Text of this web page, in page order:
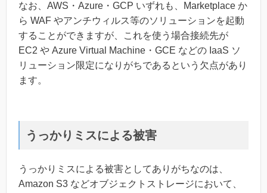
なお、AWS・Azure・GCP いずれも、Marketplace か
ら WAF やアンチウィルス等のソリューションを起動
することができますが、これを使う場合接続先が
EC2 や Azure Virtual Machine・GCE などの IaaS ソ
リューション限定になりがちであるという欠点があり
ます。
うっかりミスによる被害
うっかりミスによる被害としてありがちなのは、
Amazon S3 などオブジェクトストレージにおいて、